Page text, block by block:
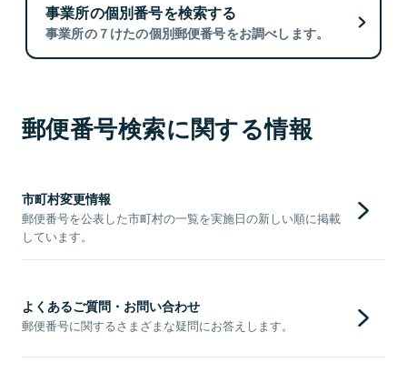
事業所の個別番号を検索する
事業所の７けたの個別郵便番号をお調べします。
郵便番号検索に関する情報
市町村変更情報
郵便番号を公表した市町村の一覧を実施日の新しい順に掲載
しています。
よくあるご質問・お問い合わせ
郵便番号に関するさまざまな疑問にお答えします。